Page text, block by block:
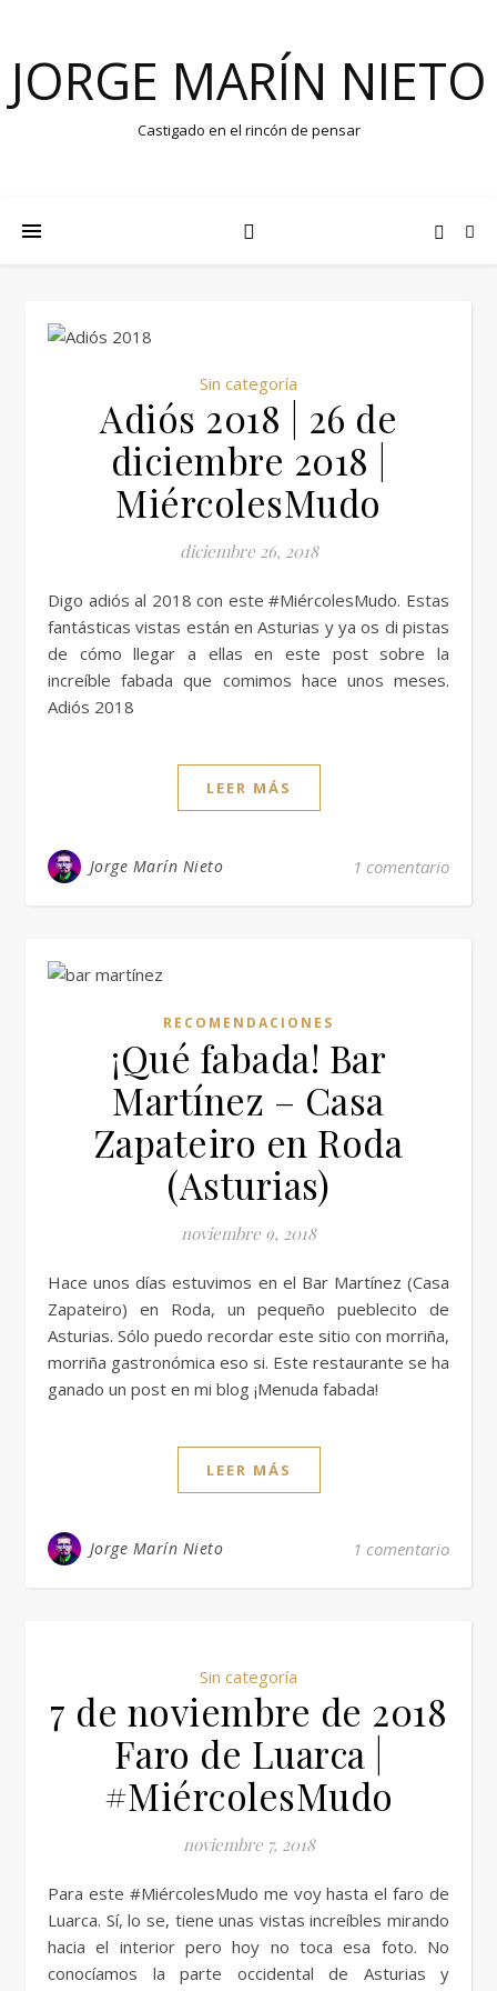
JORGE MARÍN NIETO
Castigado en el rincón de pensar
Sin categoría
Adiós 2018 | 26 de
diciembre 2018 |
MiércolesMudo
diciembre 26, 2018
Digo adiós al 2018 con este #MiércolesMudo. Estas
fantásticas vistas están en Asturias y ya os di pistas
de cómo llegar a ellas en este post sobre la
increíble fabada que comimos hace unos meses.
Adiós 2018
LEER MÁS
Jorge Marín Nieto 1 comentario
RECOMENDACIONES
¡Qué fabada! Bar
Martínez – Casa
Zapateiro en Roda
(Asturias)
noviembre 9, 2018
Hace unos días estuvimos en el Bar Martínez (Casa
Zapateiro) en Roda, un pequeño pueblecito de
Asturias. Sólo puedo recordar este sitio con morriña,
morriña gastronómica eso si. Este restaurante se ha
ganado un post en mi blog ¡Menuda fabada!
LEER MÁS
Jorge Marín Nieto 1 comentario
Sin categoría
7 de noviembre de 2018
Faro de Luarca |
#MiércolesMudo
noviembre 7, 2018
Para este #MiércolesMudo me voy hasta el faro de
Luarca. Sí, lo se, tiene unas vistas increíbles mirando
hacia el interior pero hoy no toca esa foto. No
conocíamos la parte occidental de Asturias y